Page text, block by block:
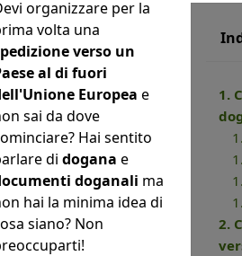
1.
2.
organizzare per la
volta una
verso un
al di fuori
Europea e
sai da dove
Hai sentito
di dogana e
doganali ma
hai la minima idea di
siano? Non